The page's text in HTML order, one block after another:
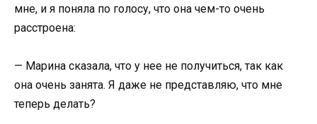
мне, и я поняла по голосу, что она чем-то очень
расстроена:
— Марина сказала, что у нее не получиться, так как
она очень занята. Я даже не представляю, что мне
теперь делать?